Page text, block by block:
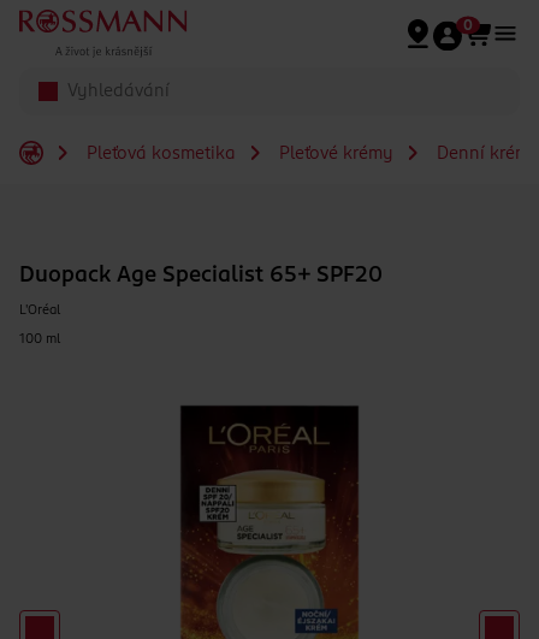
Přeskočit na hlavmní obsah
0
Pleťová kosmetika Pleťové krémy Denní krémy
Duopack Age Specialist 65+ SPF20
L'Oréal
100 ml